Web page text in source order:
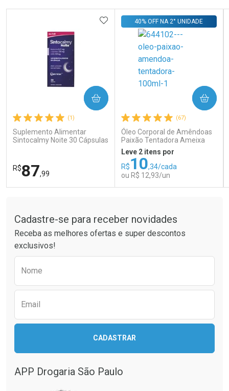
Comprar sem Desconto
Por R$ 66,43/cada
Comprar sem Desconto
Por R$ 66,43/cada
Comprar sem Desconto
Por R$ 14,39/cada
Comprar sem Desconto
Por R$ 14,39/cada
(1)
Suplemento Alimentar
Sintocalmy Noite 30 Cápsulas
R$87,99
ADICIONAR AOS FAVORITOS
COMPRAR
Laboratório
Comprar sem Desconto
Por Menos
Comprar sem Desconto
(67)
Óleo Corporal de Amêndoas
Paixão Tentadora Ameixa
Rubi 100ml
40% OFF NA 2° UNIDADE
Leve 2 itens por
R$10,34/cada
ou R$ 12,93/un
COMPRAR
Laboratório
Comprar sem Desconto
Por Menos
Comprar sem Desconto
Cadastre-se para receber novidades
Receba as melhores ofertas e super descontos
exclusivos!
Nome
Email
CADASTRAR
APP Drogaria São Paulo